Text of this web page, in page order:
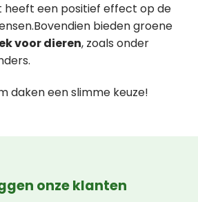
heeft een positief effect op de
bieden groene
voor dieren, zoals onder
daken een slimme keuze!
onze klanten